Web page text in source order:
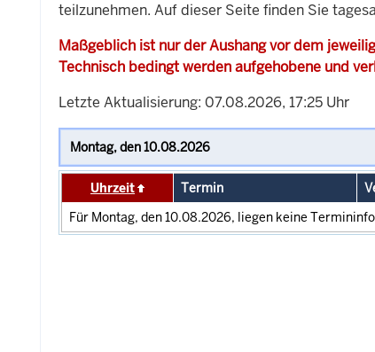
teilzunehmen. Auf dieser Seite finden Sie
Maßgeblich ist nur der Aushang vor dem
Technisch bedingt werden aufgehobene und
Letzte Aktualisierung: 07.08.2026, 17:25 Uhr
Uhrzeit Termin
Für Montag, den 10.08.2026, liegen keine